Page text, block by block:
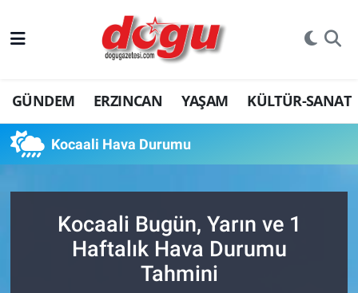
GÜNDEM ERZINCAN YAŞAM KÜLTÜR-SANAT
Kocaali Hava Durumu
Kocaali Bugün, Yarın ve 1
Haftalık Hava Durumu
Tahmini
ERZINCAN
GÜNDEM
ERZİNCAN FOTOĞRAFLARI
EĞİTİM